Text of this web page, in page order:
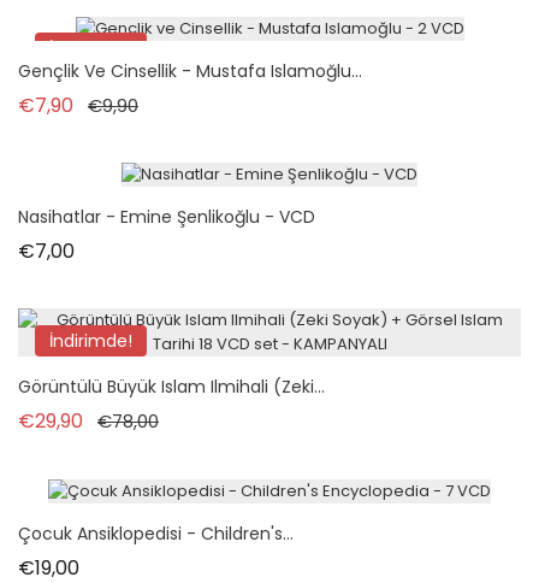
İndirimde!
Gençlik Ve Cinsellik - Mustafa Islamoğlu...
€7,90 Normal fiyat
€9,90Fiyat
Nasihatlar - Emine Şenlikoğlu - VCD
€7,00Fiyat
İndirimde!
Paket
Görüntülü Büyük Islam Ilmihali (Zeki...
€29,90 Normal fiyat
€78,00Fiyat
Çocuk Ansiklopedisi - Children's...
€19,00Fiyat